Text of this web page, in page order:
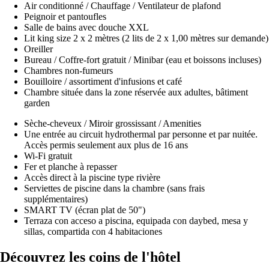
Air conditionné / Chauffage / Ventilateur de plafond
Peignoir et pantoufles
Salle de bains avec douche XXL
Lit king size 2 x 2 mètres (2 lits de 2 x 1,00 mètres sur demande)
Oreiller
Bureau / Coffre-fort gratuit / Minibar (eau et boissons incluses)
Chambres non-fumeurs
Bouilloire / assortiment d'infusions et café
Chambre située dans la zone réservée aux adultes, bâtiment
garden
Sèche-cheveux / Miroir grossissant / Amenities
Une entrée au circuit hydrothermal par personne et par nuitée.
Accès permis seulement aux plus de 16 ans
Wi-Fi gratuit
Fer et planche à repasser
Accès direct à la piscine type rivière
Serviettes de piscine dans la chambre (sans frais
supplémentaires)
SMART TV (écran plat de 50")
Terraza con acceso a piscina, equipada con daybed, mesa y
sillas, compartida con 4 habitaciones
Découvrez les coins de l'hôtel